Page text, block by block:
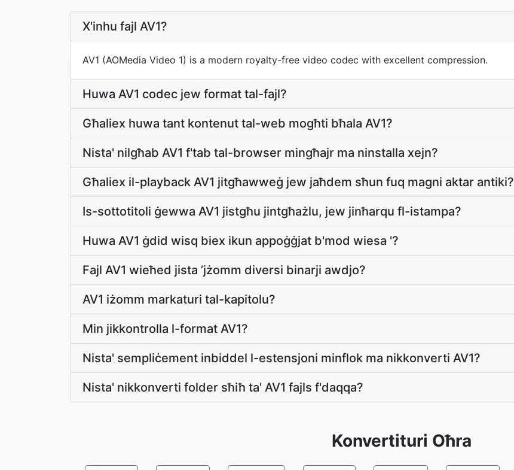
X'inhu fajl AV1?
AV1 (AOMedia Video 1) is a modern royalty-free video codec with excellent compression.
Huwa AV1 codec jew format tal-fajl?
Għaliex huwa tant kontenut tal-web mogħti bħala AV1?
Nista' nilgħab AV1 f'tab tal-browser mingħajr ma ninstalla xejn?
Għaliex il-playback AV1 jitgħawweġ jew jaħdem sħun fuq magni aktar antiki?
Is-sottotitoli ġewwa AV1 jistgħu jintgħażlu, jew jinħarqu fl-istampa?
Huwa AV1 ġdid wisq biex ikun appoġġjat b'mod wiesa '?
Fajl AV1 wieħed jista ’jżomm diversi binarji awdjo?
AV1 iżomm markaturi tal-kapitolu?
Min jikkontrolla l-format AV1?
Nista' sempliċement inbiddel l-estensjoni minflok ma nikkonverti AV1?
Nista' nikkonverti folder sħiħ ta' AV1 fajls f'daqqa?
Konvertituri Oħra